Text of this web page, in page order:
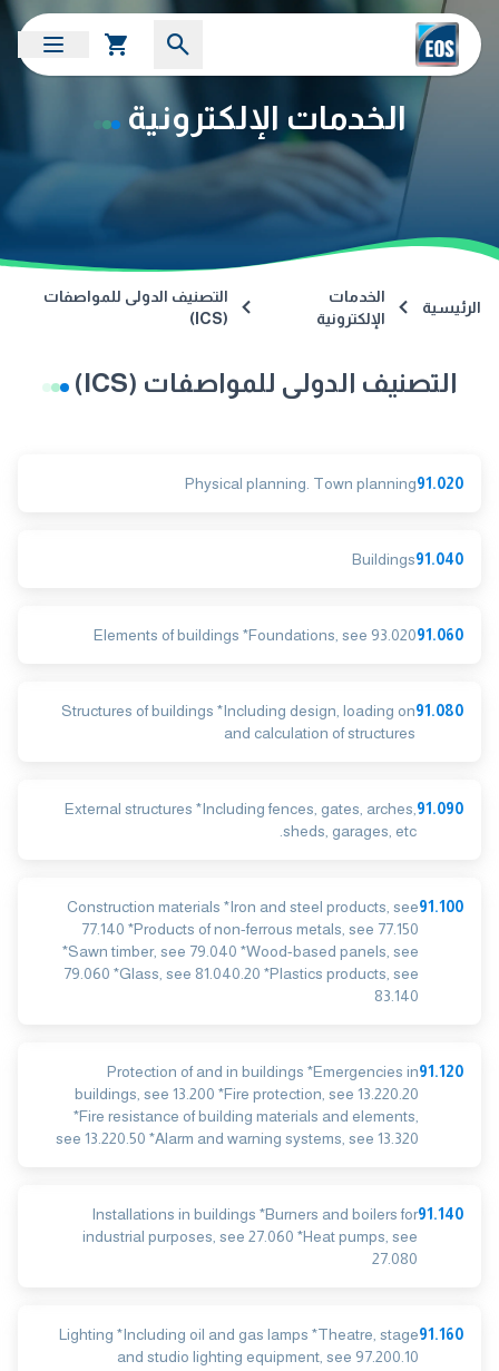
الخدمات الإلكترونية
الرئيسية
الخدمات
الإلكترونية
التصنيف الدولى للمواصفات
(ICS)
التصنيف الدولى للمواصفات (ICS)
91.020
Physical planning. Town planning
91.040
Buildings
91.060
Elements of buildings *Foundations, see 93.020
91.080
Structures of buildings *Including design, loading on
and calculation of structures
91.090
External structures *Including fences, gates, arches,
sheds, garages, etc.
91.100
Construction materials *Iron and steel products, see
77.140 *Products of non-ferrous metals, see 77.150
*Sawn timber, see 79.040 *Wood-based panels, see
79.060 *Glass, see 81.040.20 *Plastics products, see
83.140
91.120
Protection of and in buildings *Emergencies in
buildings, see 13.200 *Fire protection, see 13.220.20
*Fire resistance of building materials and elements,
see 13.220.50 *Alarm and warning systems, see 13.320
91.140
Installations in buildings *Burners and boilers for
industrial purposes, see 27.060 *Heat pumps, see
27.080
91.160
Lighting *Including oil and gas lamps *Theatre, stage
and studio lighting equipment, see 97.200.10